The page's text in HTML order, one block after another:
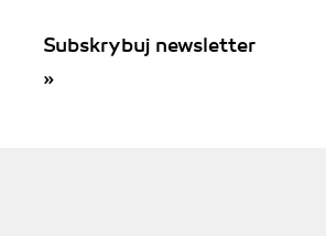
Subskrybuj newsletter
»